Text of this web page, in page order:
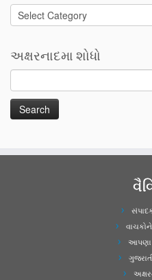
Categories
અક્ષરનાદમા શોધો
આપણા